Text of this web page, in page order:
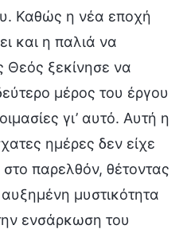
Καθώς η νέα εποχή
και η παλιά να
Θεός ξεκίνησε να
μέρος του έργου
γι’ αυτό. Αυτή η
ημέρες δεν είχε
παρελθόν, θέτοντας
αυξημένη μυστικότητα
ενσάρκωση του